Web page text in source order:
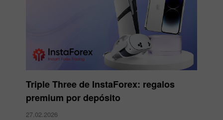
Triple Three de InstaForex: regalos
premium por depósito
27.02.2026